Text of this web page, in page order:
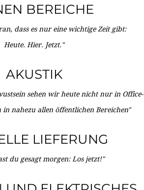
BEREICHE
dass es nur eine wichtige Zeit gibt:
Heute. Hier. Jetzt."
AKUSTIK
sehen wir heute nicht nur in Office-
in nahezu allen öffentlichen Bereichen"
LIEFERUNG
du gesagt morgen: Los jetzt!"